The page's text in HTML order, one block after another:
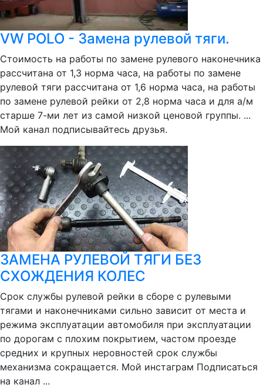
VW POLO - Замена рулевой тяги.
Стоимость на работы по замене рулевого наконечника
рассчитана от 1,3 норма часа, на работы по замене
рулевой тяги рассчитана от 1,6 норма часа, на работы
по замене рулевой рейки от 2,8 норма часа и для а/м
старше 7-ми лет из самой низкой ценовой группы. ...
Мой канал подписывайтесь друзья.
ЗАМЕНА РУЛЕВОЙ ТЯГИ БЕЗ
СХОЖДЕНИЯ КОЛЕС
Срок службы рулевой рейки в сборе с рулевыми
тягами и наконечниками сильно зависит от места и
режима эксплуатации автомобиля при эксплуатации
по дорогам с плохим покрытием, частом проезде
средних и крупных неровностей срок службы
механизма сокращается. Мой инстаграм Подписаться
на канал ...